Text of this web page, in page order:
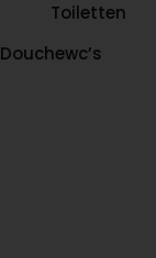
Toiletten
Douchewc’s